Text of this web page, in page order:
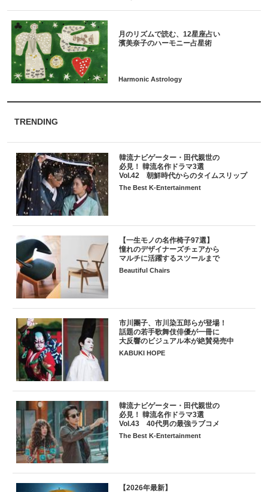
月のリズムで読む、12星座占い
TRENDING
韓流ナビゲーター・田代親世の
必見！ 韓流名作ドラマ3選
Vol.42 朝鮮時代からのタイムスリップ
The Best K-Entertainment
【一生モノの名作椅子97選】
憧れのデザイナーズチェアから
マルチに活躍するスツールまで
Beautiful Chairs
市川團子、市川染五郎らが登場！
話題の若手歌舞伎俳優が一冊に
大反響のビジュアル本が絶賛発売中
KABUKI HOPE
韓流ナビゲーター・田代親世の
必見！ 韓流名作ドラマ3選
Vol.43 40代男の最強ラブコメ
The Best K-Entertainment
【2026年最新】